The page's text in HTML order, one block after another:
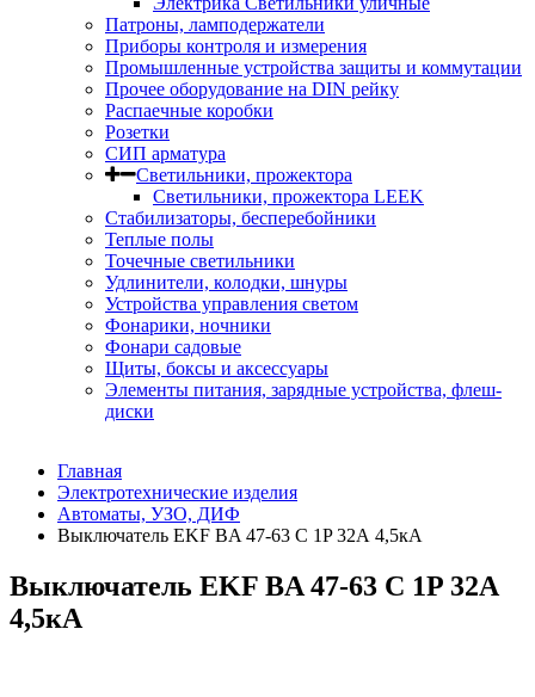
Патроны, ламподержатели
Приборы контроля и измерения
Промышленные устройства защиты и коммутации
Прочее оборудование на DIN рейку
Распаечные коробки
Розетки
СИП арматура
Светильники, прожектора
Светильники, прожектора LEEK
Стабилизаторы, бесперебойники
Теплые полы
Точечные светильники
Удлинители, колодки, шнуры
Устройства управления светом
Фонарики, ночники
Фонари садовые
Щиты, боксы и аксессуары
Элементы питания, зарядные устройства, флеш-
диски
Главная
Электротехнические изделия
Автоматы, УЗО, ДИФ
Выключатель EKF BA 47-63 C 1P 32А 4,5кА
Выключатель EKF BA 47-63 C 1P 32А
4,5кА